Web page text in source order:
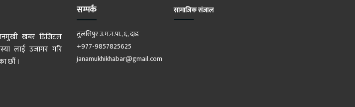
जनमुखी खबर डिजिटल
लाई उजागर गरि
छौं ।
सम्पर्क
तुलसिपुर उ.म.न.पा., ६, दाङ
+977-9857825625
janamukhikhabar@gmail.com
सामाजिक संजाल